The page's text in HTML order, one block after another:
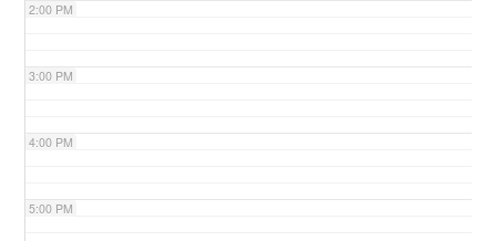
2:00 PM
3:00 PM
4:00 PM
5:00 PM